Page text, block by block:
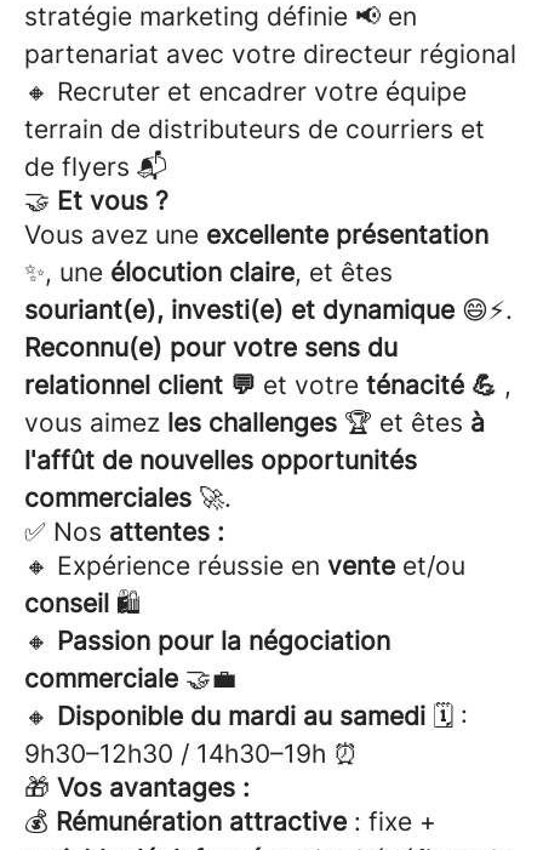
stratégie marketing définie 📢 en
partenariat avec votre directeur régional
🔸 Recruter et encadrer votre équipe
terrain de distributeurs de courriers et
de flyers 📬
🤝 Et vous ?
Vous avez une excellente présentation
✨, une élocution claire, et êtes
souriant(e), investi(e) et dynamique 😄⚡.
Reconnu(e) pour votre sens du
relationnel client 💬 et votre ténacité 💪 ,
vous aimez les challenges 🏆 et êtes à
l'affût de nouvelles opportunités
commerciales 🚀.
✅ Nos attentes :
🔸 Expérience réussie en vente et/ou
conseil 🛍️
🔸 Passion pour la négociation
commerciale 🤝💼
🔸 Disponible du mardi au samedi 🗓️ :
9h30–12h30 / 14h30–19h ⏰
🎁 Vos avantages :
💰 Rémunération attractive : fixe +